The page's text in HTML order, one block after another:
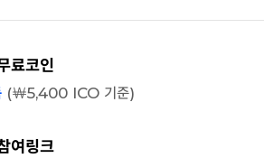
료코인
(￦5,400 ICO 기준)
여링크